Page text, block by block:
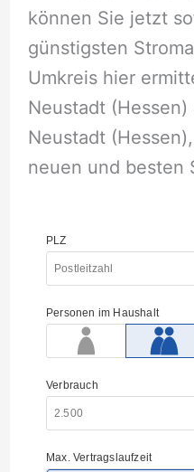
können Sie jetzt
günstigsten
Umkreis hier
Neustadt
Neustadt
neuen und besten